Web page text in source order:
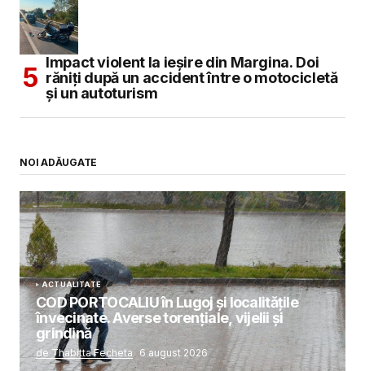
Impact violent la ieșire din Margina. Doi
răniți după un accident între o motocicletă
și un autoturism
NOI ADĂUGATE
ACTUALITATE
COD PORTOCALIU în Lugoj și localitățile
învecinate. Averse torențiale, vijelii și
grindină
de Thabitta Fecheta 6 august 2026